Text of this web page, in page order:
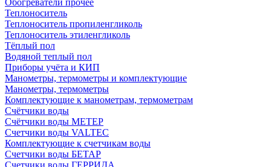
Обогреватели прочее
Теплоноситель
Теплоноситель пропиленгликоль
Теплоноситель этиленгликоль
Тёплый пол
Водяной теплый пол
Приборы учёта и КИП
Манометры, термометры и комплектующие
Манометры, термометры
Комплектующие к манометрам, термометрам
Счётчики воды
Счётчики воды МЕТЕР
Счетчики воды VALTEC
Комплектующие к счетчикам воды
Счетчики воды БЕТАР
Счетчики воды ГЕРРИДА